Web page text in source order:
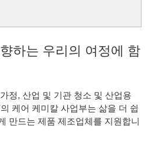
하는 우리의 여정에 함
정, 산업 및 기관 청소 및 산업용
케어 케미칼 사업부는 삶을 더 쉽
만드는 제품 제조업체를 지원합니